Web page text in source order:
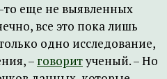
то еще не выявленных
все это пока лишь
одно исследование,
– говоритученый. – Но